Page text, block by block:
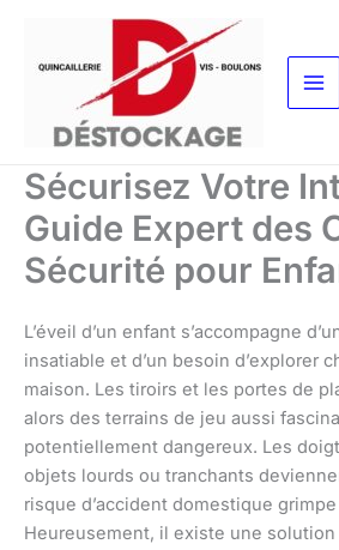
contenu
Sécurisez Votre
Guide Expert des
Sécurité pour
L’éveil d’un enfant s’accompagne
insatiable et d’un besoin d’explorer
maison. Les tiroirs et les portes de
alors des terrains de jeu aussi
potentiellement dangereux. Les
objets lourds ou tranchants
risque d’accident domestique
Heureusement, il existe une